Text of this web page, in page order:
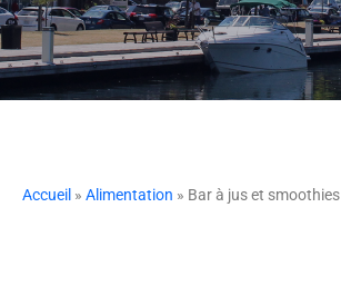
Accueil » Alimentation » Bar à jus et smoothies